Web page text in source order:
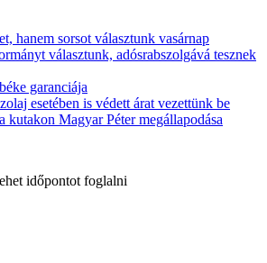
hanem sorsot választunk vasárnap
választunk, adósrabszolgává tesznek
garanciája
esetében is védett árat vezettünk be
kutakon Magyar Péter megállapodása
időpontot foglalni